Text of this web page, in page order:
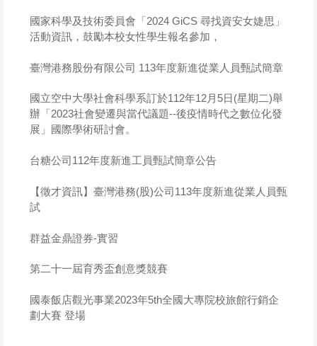
國家科學及技術委員會「2024 GiCS 尋找資安女婕思」
活動資訊，鼓勵本校女性學生報名參加，
臺灣港務股份有限公司 113年度新進從業人員甄試簡章
國立空中大學社會科學系訂於112年12月5日(星期二)舉
辦「2023社會變遷與當代議題--後疫情時代之數位化發
展」國際學術研討會。
台糖公司112年度新進工員甄試簡章公告
【徵才資訊】臺灣港務(股)公司113年度新進從業人員甄
試
群益金鼎證券-實習
第二十一屆育秀盃創意獎競賽
國泰飯店觀光事業2023年5th全國大專院校旅館行銷企
劃大賽 登場